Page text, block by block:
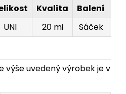
Kvalita Balení
UNI 20 mi Sáček
výše uvedený výrobek je v